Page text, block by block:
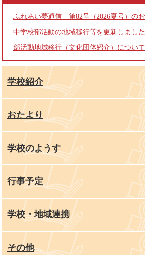
ふれあい夢通信 第82号（2026夏号）の
中学校部活動の地域移行等を更新しました
部活動地域移行（文化団体紹介）について
学校紹介
おたより
学校のようす
行事予定
学校・地域連携
その他